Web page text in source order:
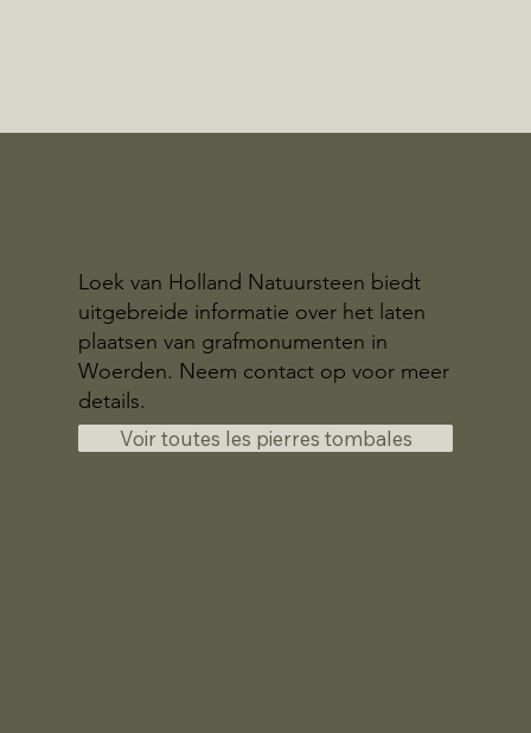
Loek van Holland Natuursteen biedt
uitgebreide informatie over het laten
plaatsen van grafmonumenten in
Woerden. Neem contact op voor meer
details.
Voir toutes les pierres tombales